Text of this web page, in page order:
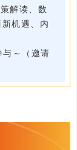
解读、数
机遇、内
～（邀请